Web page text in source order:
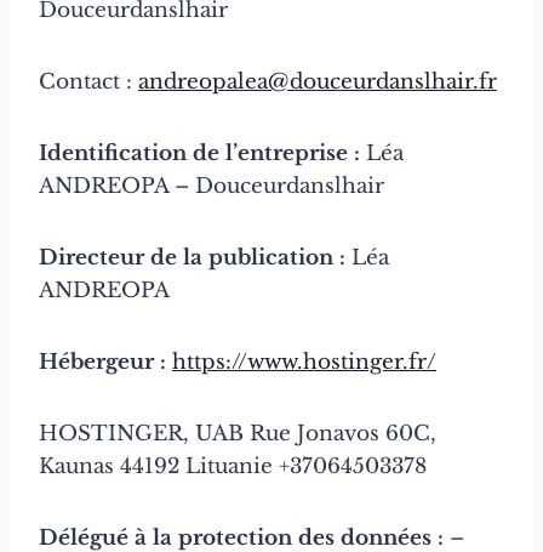
Douceurdanslhair
Contact : andreopalea@douceurdanslhair.fr
Identification de l’entreprise : Léa
ANDREOPA – Douceurdanslhair
Directeur de la publication : Léa
ANDREOPA
Hébergeur : https://www.hostinger.fr/
HOSTINGER, UAB Rue Jonavos 60C,
Kaunas 44192 Lituanie +37064503378
Délégué à la protection des données : –